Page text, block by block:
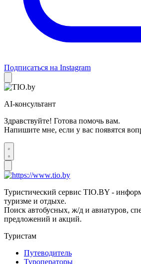
Подписаться на Instagram
AI-консультант
Здравствуйте! Готова помочь вам.
Напишите мне, если у вас появятся
Туристический сервис TIO.BY -
туризме и отдыхе.
Поиск автобусных, ж/д и авиатуров,
предложений и акций.
Туристам
Путеводитель
Туроператоры